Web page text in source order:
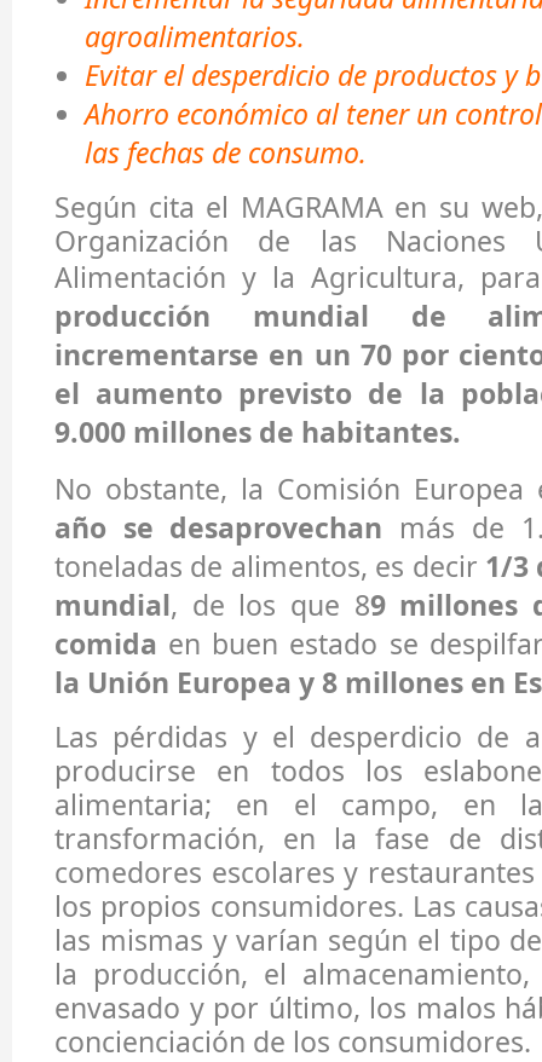
agroalimentarios.
Evitar el desperdicio de productos y
Ahorro económico al tener un
las fechas de consumo.
Según cita el MAGRAMA en su
Organización de las Naciones
Alimentación y la Agricultura,
producción mundial de
incrementarse en un 70 por
el aumento previsto de la
9.000 millones de habitantes.
No obstante, la Comisión
año se desaprovechan más de
toneladas de alimentos, es decir 1/3
mundial, de los que 89 millones
comida en buen estado se
la Unión Europea y 8 millones en
Las pérdidas y el desperdicio de
producirse en todos los
alimentaria; en el campo, en
transformación, en la fase de
comedores escolares y
los propios consumidores. Las
las mismas y varían según el tipo
la producción, el
envasado y por último, los malos
concienciación de los consumidores.